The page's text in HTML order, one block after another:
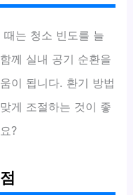
때는 청소 빈도를 늘
께 실내 공기 순환을
이 됩니다. 환기 방법
게 조절하는 것이 좋
?